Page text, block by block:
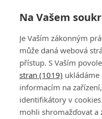
DISKUZE
Na Vašem
Je Vaším zákonným
může daná webová
přístup. S Vaším
stran (1019)
informacím na
identifikátory v
mohli shromažďovat a